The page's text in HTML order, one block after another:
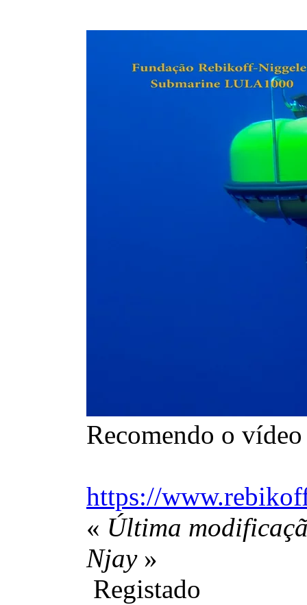
Recomendo o
https://
« Última
Njay»
Registado